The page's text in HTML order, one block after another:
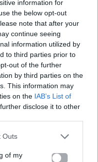
information for
the below opt-out
note that after your
continue seeing
information utilized by
to third parties prior to
out of the further
by third parties on the
This information may
on the IAB’s List of
disclose it to other
Outs
of my
το
MSN
άρθρο